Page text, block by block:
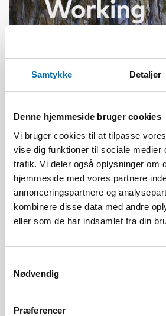
Samtykke Detaljer
Denne hjemmeside bruger cookies
Vi bruger cookies til at tilpasse
vise dig funktioner til sociale medier
trafik. Vi deler også oplysninger om
hjemmeside med vores partnere
annonceringspartnere og
kombinere disse data med andre
eller som de har indsamlet fra din
Nødvendig
Præferencer
DØVBLINDHED
14 jan 2020
Tactile Working Memory